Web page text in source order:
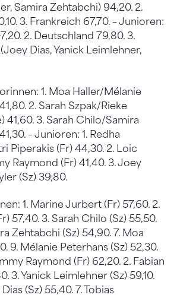
Samira Zehtabchi) 94,20. 2.
3. Frankreich 67,70. – Junioren:
2. Deutschland 79,80. 3.
Dias, Yanick Leimlehner,
1. Moa Haller/Mélanie
2. Sarah Szpak/Rieke
41,60. 3. Sarah Chilo/Samira
– Junioren: 1. Redha
Piperakis (Fr) 44,30. 2. Loic
Raymond (Fr) 41,40. 3. Joey
(Sz) 39,80.
1. Marine Jurbert (Fr) 57,60. 2.
57,40. 3. Sarah Chilo (Sz) 55,50.
Zehtabchi (Sz) 54,90. 7. Moa
9. Mélanie Peterhans (Sz) 52,30.
Raymond (Fr) 62,20. 2. Fabian
3. Yanick Leimlehner (Sz) 59,10.
(Sz) 55,40. 7. Tobias